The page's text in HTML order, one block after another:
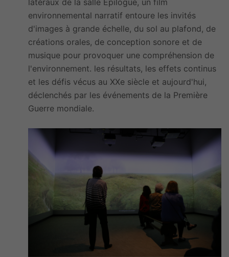
environnemental narratif entoure les invités
d'images à grande échelle, du sol au plafond, de
créations orales, de conception sonore et de
musique pour provoquer une compréhension de
l'environnement. les résultats, les effets continus
et les défis vécus au XXe siècle et aujourd'hui,
déclenchés par les événements de la Première
Guerre mondiale.
Image(s)